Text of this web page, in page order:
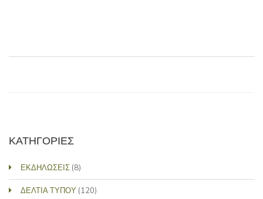
ΚΑΤΗΓΟΡΙΕΣ
ΕΚΔΗΛΩΣΕΙΣ (8)
ΔΕΛΤΙΑ ΤΥΠΟΥ (120)